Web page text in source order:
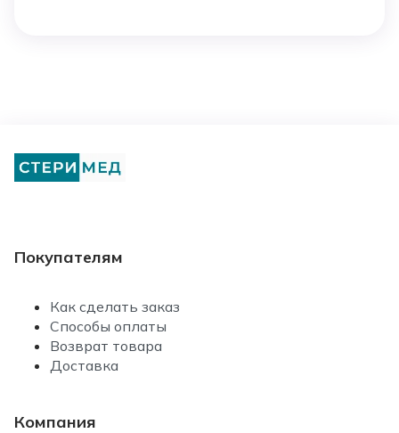
Покупателям
Как сделать заказ
Способы оплаты
Возврат товара
Доставка
Компания